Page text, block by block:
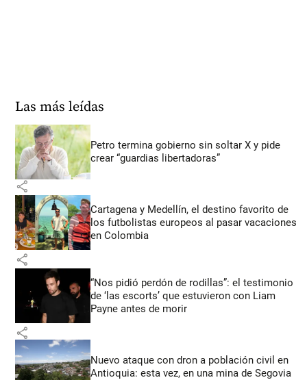
Las más leídas
Petro termina gobierno sin soltar X y pide
crear “guardias libertadoras”
share
Cartagena y Medellín, el destino favorito de
los futbolistas europeos al pasar vacaciones
en Colombia
share
“Nos pidió perdón de rodillas”: el testimonio
de ‘las escorts’ que estuvieron con Liam
Payne antes de morir
share
Nuevo ataque con dron a población civil en
Antioquia: esta vez, en una mina de Segovia